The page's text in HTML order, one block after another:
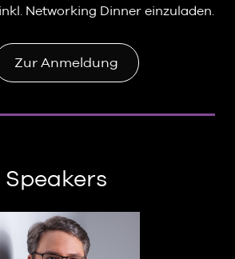
Networking Dinner einzuladen.
Zur Anmeldung
Speakers